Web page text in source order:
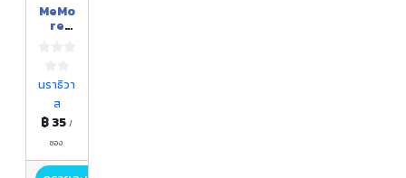
MeMo
re
ะกรอบ
นราธิวา
ส
฿ 35/
ซอง